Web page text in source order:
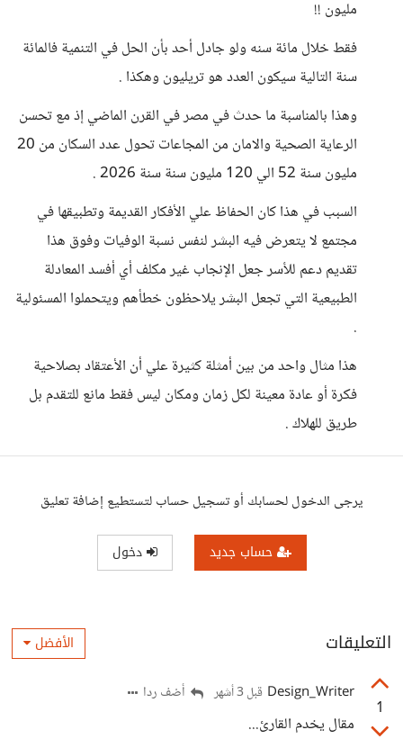
مليون !!
فقط خلال مائة سنه ولو جادل أحد بأن الحل في التنمية فالمائة
سنة التالية سيكون العدد هو تريليون وهكذا .
وهذا بالمناسبة ما حدث في مصر في القرن الماضي إذ مع تحسن
الرعاية الصحية والامان من المجاعات تحول عدد السكان من 20
مليون سنة 52 الي 120 مليون سنة سنة 2026 .
السبب في هذا كان الحفاظ علي الأفكار القديمة وتطبيقها في
مجتمع لا يتعرض فيه البشر لنفس نسبة الوفيات وفوق هذا
تقديم دعم للأسر جعل الإنجاب غير مكلف أي أفسد المعادلة
الطبيعية التي تجعل البشر يلاحظون خطأهم ويتحملوا المسئولية
.
هذا مثال واحد من بين أمثلة كثيرة علي أن الأعتقاد بصلاحية
فكرة أو عادة معينة لكل زمان ومكان ليس فقط مانع للتقدم بل
طريق للهلاك .
يرجى الدخول لحسابك أو تسجيل حساب لتستطيع إضافة تعليق
حساب جديد دخول
التعليقات الأفضل
1
Design_Writer قبل 3 أشهر أضف ردا
مقال يخدم القارئ...